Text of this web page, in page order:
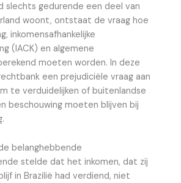
slechts gedurende een deel van
woont, ontstaat de vraag hoe
inkomensafhankelijke
(IACK) en algemene
moeten worden. In deze
een prejudiciële vraag aan
te verduidelijken of buitenlandse
beschouwing moeten blijven bij
belanghebbende
stelde dat het inkomen, dat zij
in Brazilië had verdiend, niet